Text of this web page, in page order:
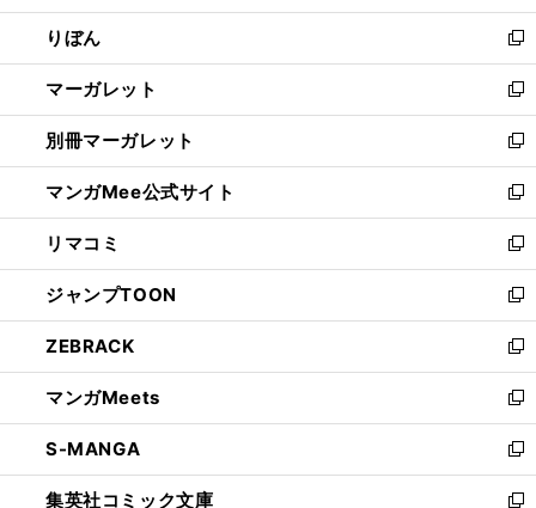
開
く
ウ
で
開
く
ン
ド
ウ
で
開
く
ウ
ィ
ン
ド
ウ
で
開
く
りぼん
新
し
い
ウ
ィ
ン
ド
ウ
で
開
く
マーガレット
新
し
い
ウ
ィ
ン
ド
ウ
で
開
く
別冊マーガレット
新
し
い
ウ
ィ
ン
ド
ウ
で
開
く
マンガMee公式サイト
新
し
い
ウ
ィ
ン
ド
ウ
で
開
く
リマコミ
新
し
い
ウ
ィ
ン
ド
ウ
で
開
く
ジャンプTOON
新
し
い
ウ
ィ
ン
ド
ウ
で
ZEBRACK
新
し
い
ウ
ィ
ン
ド
マンガMeets
新
し
い
ウ
ィ
S-MANGA
新
し
集英社コミック文庫